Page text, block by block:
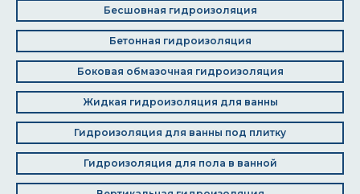
Бесшовная гидроизоляция
Бетонная гидроизоляция
Боковая обмазочная гидроизоляция
Жидкая гидроизоляция для ванны
Гидроизоляция для ванны под плитку
Гидроизоляция для пола в ванной